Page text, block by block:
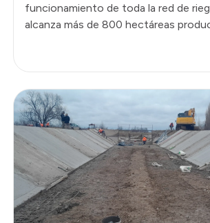
funcionamiento de toda la red de
alcanza más de 800 hectáreas